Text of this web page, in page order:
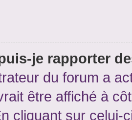
je rapporter
du forum a
être affiché à
cliquant sur